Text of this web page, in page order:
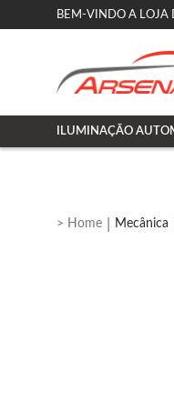
BEM-VINDO A LOJA
ILUMINAÇÃO
Mecânica